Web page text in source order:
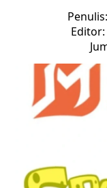
Penulis: